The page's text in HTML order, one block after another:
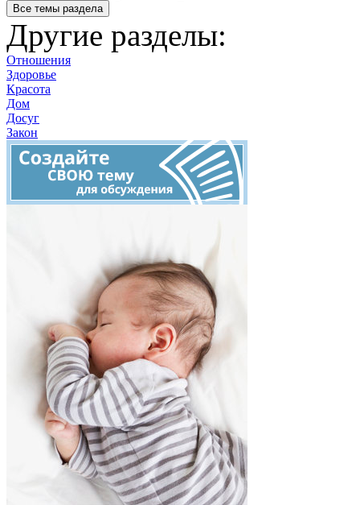
Другие разделы:
Отношения
Здоровье
Красота
Дом
Досуг
Закон